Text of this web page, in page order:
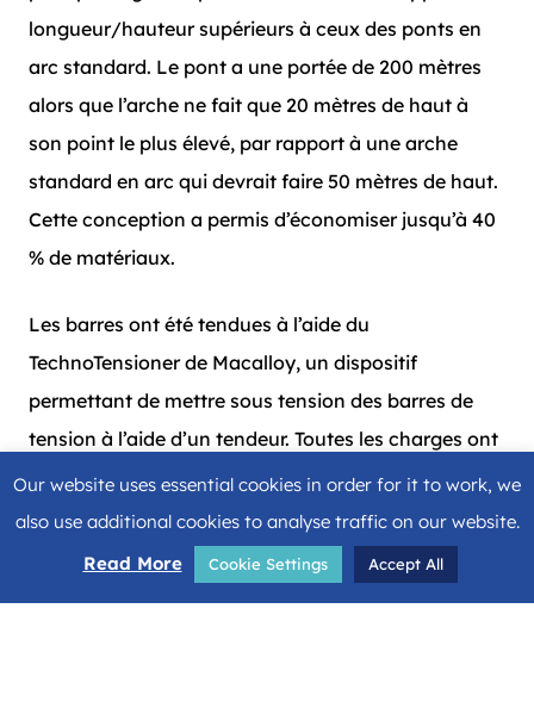
longueur/hauteur supérieurs à ceux des ponts en
arc standard. Le pont a une portée de 200 mètres
alors que l’arche ne fait que 20 mètres de haut à
son point le plus élevé, par rapport à une arche
standard en arc qui devrait faire 50 mètres de haut.
Cette conception a permis d’économiser jusqu’à 40
% de matériaux.
Les barres ont été tendues à l’aide du
TechnoTensioner de Macalloy, un dispositif
permettant de mettre sous tension des barres de
tension à l’aide d’un tendeur. Toutes les charges ont
été calculées par Excon à l’aide d’un logiciel de
modélisation et les charges ont été contrôlées pour
chaque cycle de mise en tension à l’aide de jauges
Our website uses essential cookies in order for it to work, we
also use additional cookies to analyse traffic on our website.
Read More
Cookie Settings Accept All